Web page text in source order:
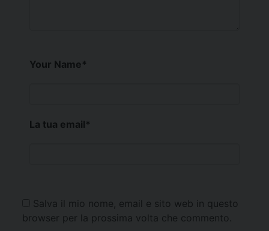
Your Name*
La tua email*
Salva il mio nome, email e sito web in questo
browser per la prossima volta che commento.